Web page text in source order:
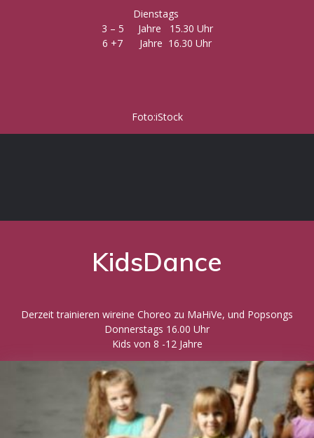
Dienstags
3 – 5 Jahre 15.30 Uhr
6 +7 Jahre 16.30 Uhr
Foto:iStock
KidsDance
Derzeit trainieren wireine Choreo zu MaHiVe, und Popsongs
Donnerstags 16.00 Uhr
Kids von 8 -12 Jahre